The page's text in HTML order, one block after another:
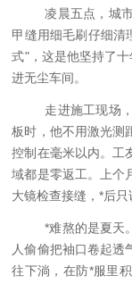
凌晨五点，城
甲缝用细毛刷仔细清
式"，这是他坚持了
进无尘车间。
走进施工现场
板时，他不用激光测
控制在毫米以内。工
域都是零返工。
上
大镜检查接缝，*后只
*难熬的是夏天
人偷偷把袖口卷起透
往下淌，在防*服里